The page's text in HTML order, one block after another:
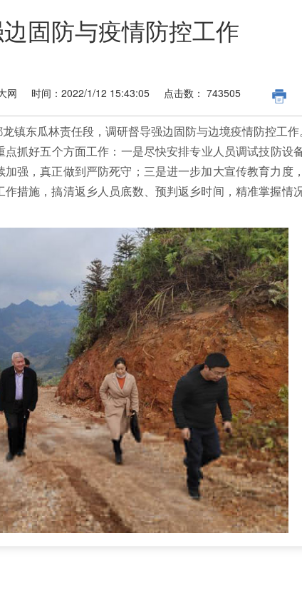
固防与疫情防控工作
网 时间：2022/1/12 15:43:05 点击数： 743505
镇东瓜林责任段，调研督导强边固防与边境疫情防控工作
抓好五个方面工作：一是尽快安排专业人员调试技防设
强，真正做到严防死守；三是进一步加大宣传教育力度
措施，搞清返乡人员底数、预判返乡时间，精准掌握情